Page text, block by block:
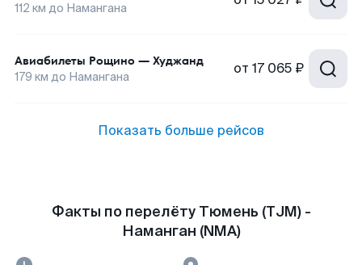
112 км до Намангана
Авиабилеты Рощино — Худжанд
179 км до Намангана от 17 065 ₽
Показать больше рейсов
Факты по перелёту Тюмень (TJM) -
Наманган (NMA)